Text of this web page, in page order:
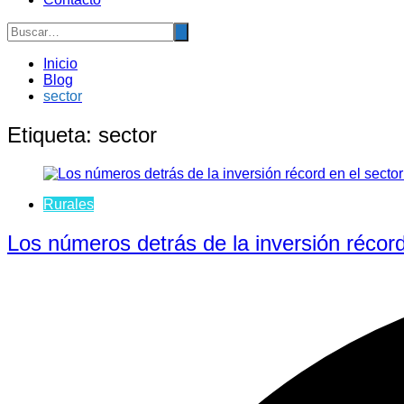
Inicio
Blog
sector
Etiqueta: sector
Rurales
Los números detrás de la inversión